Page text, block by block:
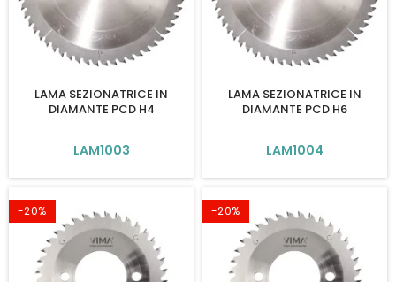
LAMA SEZIONATRICE IN
DIAMANTE PCD H4
LAM1003
LAMA SEZIONATRICE IN
DIAMANTE PCD H6
LAM1004
-20% -20%